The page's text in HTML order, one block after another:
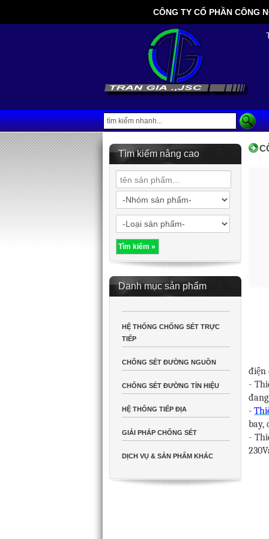
Tìm kiếm nâng cao
Danh mục sản phẩm
HỆ THỐNG CHỐNG SÉT TRỰC
TIẾP
CHỐNG SÉT ĐƯỜNG NGUỒN
CHỐNG SÉT ĐƯỜNG TÍN HIỆU
HỆ THỐNG TIẾP ĐỊA
GIẢI PHÁP CHỐNG SÉT
DỊCH VỤ & SẢN PHẨM KHÁC
điện
-
-
bay,
-
CÔNG TY CỔ PHẦN